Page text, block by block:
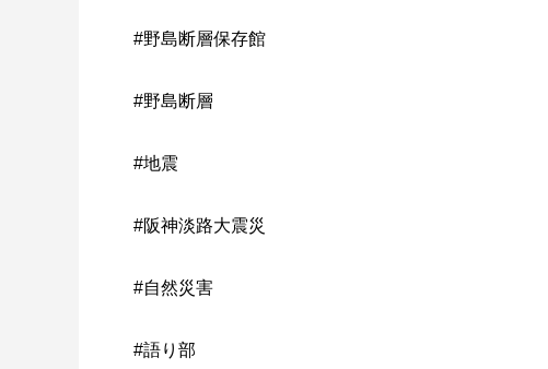
#野島断層保存館
#野島断層
#地震
#阪神淡路大震災
#自然災害
#語り部